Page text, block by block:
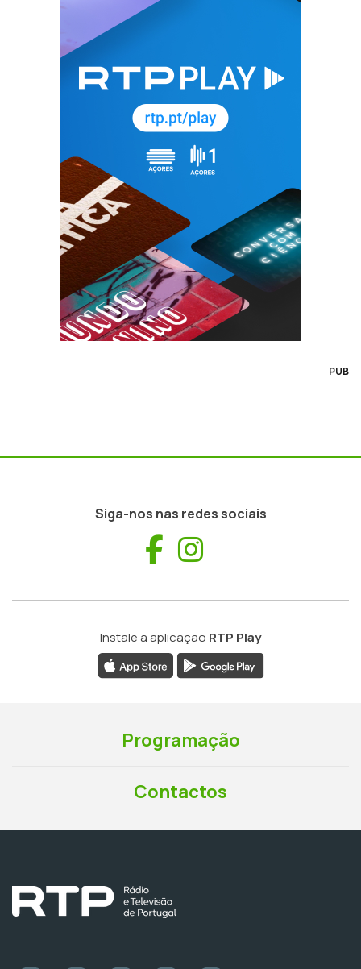
PUB
Siga-nos nas redes sociais
Facebook
Instale a aplicação RTP Play
Programação
Contactos